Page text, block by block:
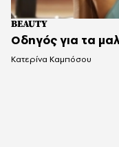
BEAUTY
Οδηγός για τα
Κατερίνα Καμπόσου